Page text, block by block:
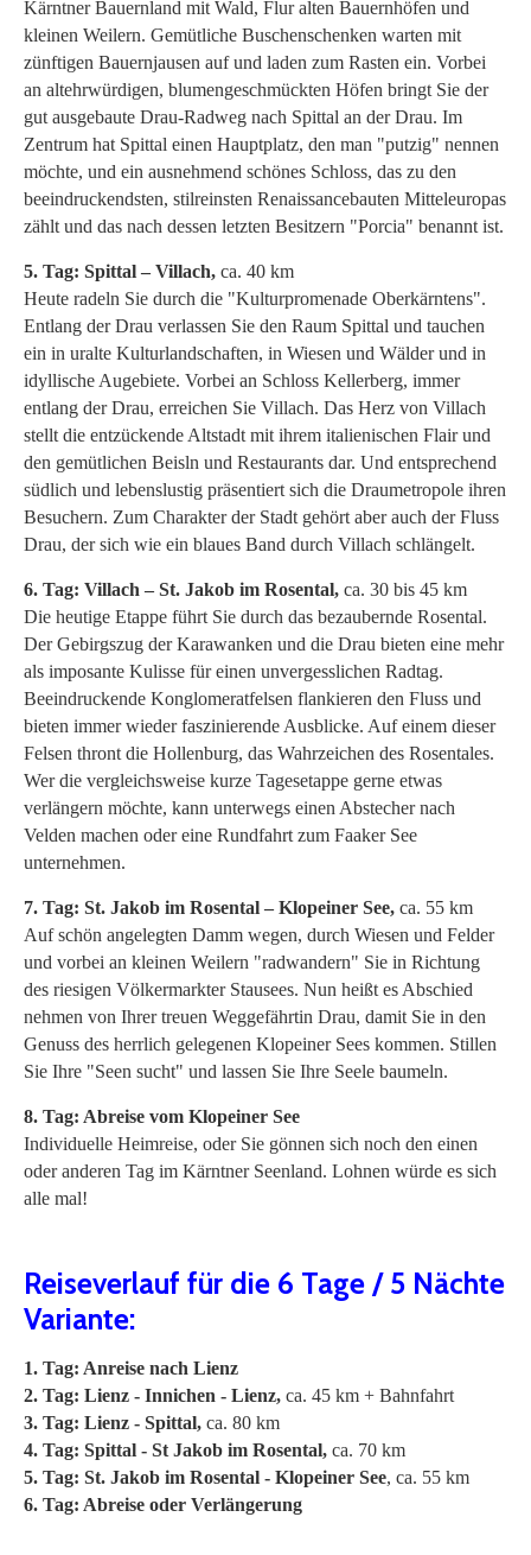
Kärntner Bauernland mit Wald, Flur alten Bauernhöfen und
kleinen Weilern. Gemütliche Buschenschenken warten mit
zünftigen Bauernjausen auf und laden zum Rasten ein. Vorbei
an altehrwürdigen, blumengeschmückten Höfen bringt Sie der
gut ausgebaute Drau-Radweg nach Spittal an der Drau. Im
Zentrum hat Spittal einen Hauptplatz, den man "putzig" nennen
möchte, und ein ausnehmend schönes Schloss, das zu den
beeindruckendsten, stilreinsten Renaissancebauten Mitteleuropas
zählt und das nach dessen letzten Besitzern "Porcia" benannt ist.
5. Tag: Spittal – Villach, ca. 40 km
Heute radeln Sie durch die "Kulturpromenade Oberkärntens".
Entlang der Drau verlassen Sie den Raum Spittal und tauchen
ein in uralte Kulturlandschaften, in Wiesen und Wälder und in
idyllische Augebiete. Vorbei an Schloss Kellerberg, immer
entlang der Drau, erreichen Sie Villach. Das Herz von Villach
stellt die entzückende Altstadt mit ihrem italienischen Flair und
den gemütlichen Beisln und Restaurants dar. Und entsprechend
südlich und lebenslustig präsentiert sich die Draumetropole ihren
Besuchern. Zum Charakter der Stadt gehört aber auch der Fluss
Drau, der sich wie ein blaues Band durch Villach schlängelt.
6. Tag: Villach – St. Jakob im Rosental, ca. 30 bis 45 km
Die heutige Etappe führt Sie durch das bezaubernde Rosental.
Der Gebirgszug der Karawanken und die Drau bieten eine mehr
als imposante Kulisse für einen unvergesslichen Radtag.
Beeindruckende Konglomeratfelsen flankieren den Fluss und
bieten immer wieder faszinierende Ausblicke. Auf einem dieser
Felsen thront die Hollenburg, das Wahrzeichen des Rosentales.
Wer die vergleichsweise kurze Tagesetappe gerne etwas
verlängern möchte, kann unterwegs einen Abstecher nach
Velden machen oder eine Rundfahrt zum Faaker See
unternehmen.
7. Tag: St. Jakob im Rosental – Klopeiner See, ca. 55 km
Auf schön angelegten Damm wegen, durch Wiesen und Felder
und vorbei an kleinen Weilern "radwandern" Sie in Richtung
des riesigen Völkermarkter Stausees. Nun heißt es Abschied
nehmen von Ihrer treuen Weggefährtin Drau, damit Sie in den
Genuss des herrlich gelegenen Klopeiner Sees kommen. Stillen
Sie Ihre "Seen sucht" und lassen Sie Ihre Seele baumeln.
8. Tag: Abreise vom Klopeiner See
Individuelle Heimreise, oder Sie gönnen sich noch den einen
oder anderen Tag im Kärntner Seenland. Lohnen würde es sich
alle mal!
Reiseverlauf für die 6 Tage / 5 Nächte
Variante:
1. Tag: Anreise nach Lienz
2. Tag: Lienz - Innichen - Lienz, ca. 45 km + Bahnfahrt
3. Tag: Lienz - Spittal, ca. 80 km
4. Tag: Spittal - St Jakob im Rosental, ca. 70 km
5. Tag: St. Jakob im Rosental - Klopeiner See, ca. 55 km
6. Tag: Abreise oder Verlängerung